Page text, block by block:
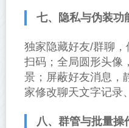
七、隐私与伪装功
独家隐藏好友/群聊
扫码；全局圆形头像
景；屏蔽好友消息，
家修改聊天文字记录
八、群管与批量操